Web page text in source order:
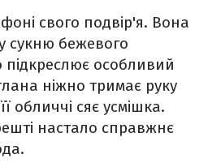
свого подвір'я. Вона
сукню бежевого
підкреслює особливий
ніжно тримає руку
обличчі сяє усмішка.
настало справжнє